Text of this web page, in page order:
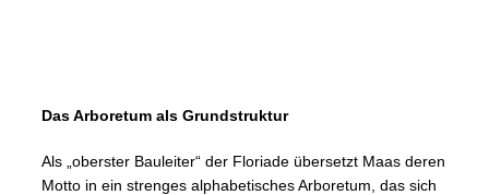
Das Arboretum als Grundstruktur
Als „oberster Bauleiter“ der Floriade übersetzt Maas deren
Motto in ein strenges alphabetisches Arboretum, das sich